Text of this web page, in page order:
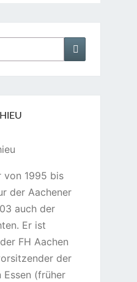
Suchen
von 1995 bis
der Aachener
auch der
Er ist
FH Aachen
der
Essen (früher